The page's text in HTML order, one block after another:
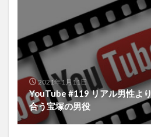
2021年1月11日
YouTube #119 リアル男性よ
合う宝塚の男役